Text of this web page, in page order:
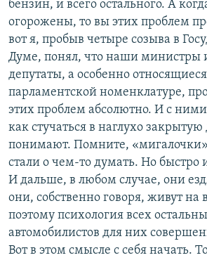
бензин, и всего остального. А
огорожены, то вы этих проблем
вот я, пробыв четыре созыва в
Думе, понял, что наши министры
депутаты, а особенно
парламентской номенклатуре,
этих проблем абсолютно. И с ними
как стучаться в наглухо
понимают. Помните,
стали о чем-то думать. Но быстро
И дальше, в любом случае, они
они, собственно говоря, живут на
поэтому психология всех
автомобилистов для них
Вот в этом смысле с себя начать.